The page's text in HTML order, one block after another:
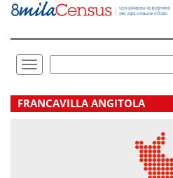
Vai
direttamente
Toggle
navigation
.
FRANCAVILLA ANGITOLA